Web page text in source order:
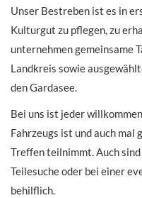
Unser Bestreben ist es in
Kulturgut zu pflegen, zu
unternehmen gemeinsame
Landkreis sowie
den Gardasee.
Bei uns ist jeder
Fahrzeugs ist und auch mal
Treffen teilnimmt. Auch
Teilesuche oder bei einer
behilflich.